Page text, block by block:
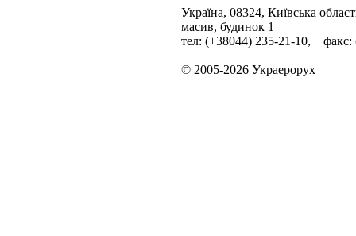
Україна, 08324, Київська
масив, будинок 1
тел: (+38044) 235-21-10, факс:
© 2005-2026 Украерорух